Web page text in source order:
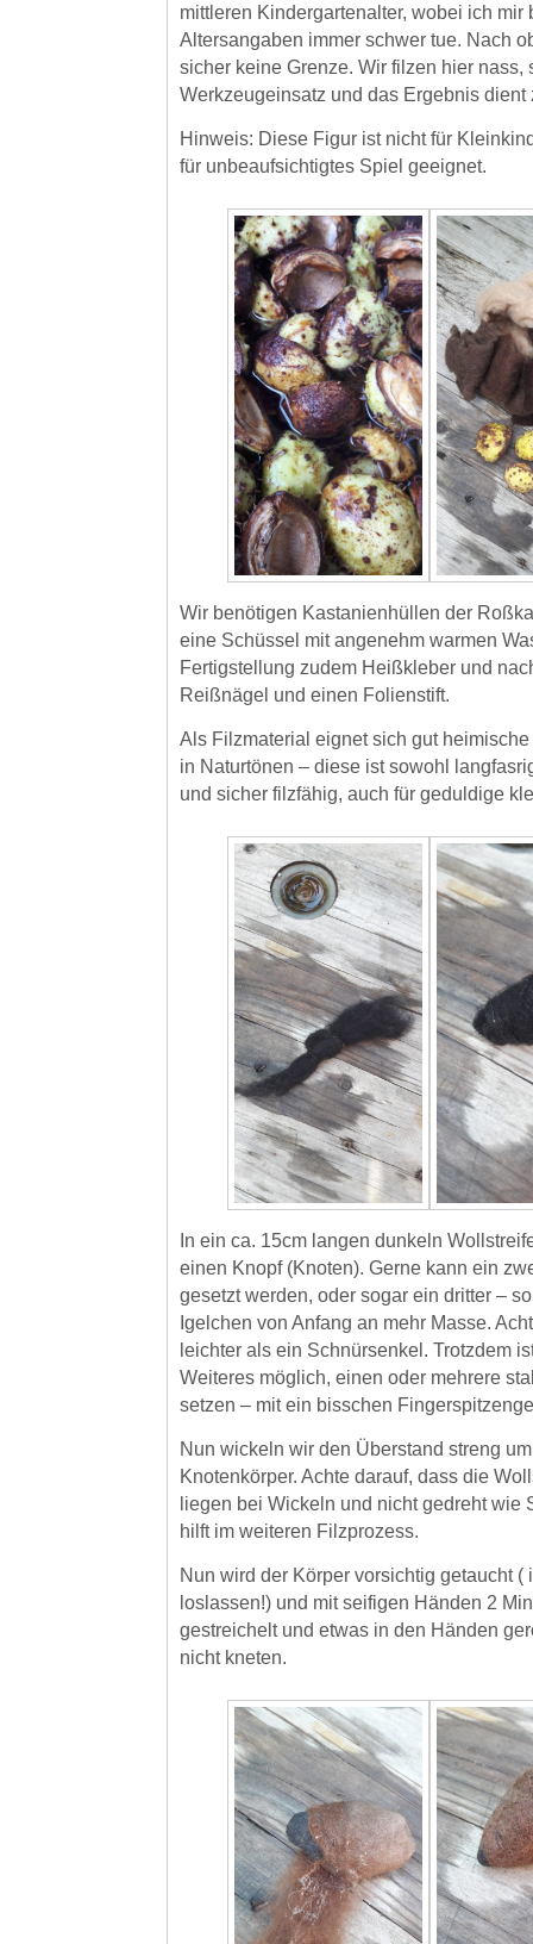
mittleren Kindergartenalter, wobei ich mir
Altersangaben immer schwer tue. Nach
sicher keine Grenze. Wir filzen hier nass,
Werkzeugeinsatz und das Ergebnis dient
Hinweis: Diese Figur ist nicht für
für unbeaufsichtigtes Spiel geeignet.
Wir benötigen Kastanienhüllen der
eine Schüssel mit angenehm warmen
Fertigstellung zudem Heißkleber und
Reißnägel und einen Folienstift.
Als Filzmaterial eignet sich gut
in Naturtönen – diese ist sowohl
und sicher filzfähig, auch für geduldige
In ein ca. 15cm langen dunkeln
einen Knopf (Knoten). Gerne kann ein
gesetzt werden, oder sogar ein dritter –
Igelchen von Anfang an mehr Masse.
leichter als ein Schnürsenkel. Trotzdem
Weiteres möglich, einen oder mehrere
setzen – mit ein bisschen
Nun wickeln wir den Überstand streng
Knotenkörper. Achte darauf, dass die
liegen bei Wickeln und nicht gedreht wie
hilft im weiteren Filzprozess.
Nun wird der Körper vorsichtig getaucht (
loslassen!) und mit seifigen Händen 2
gestreichelt und etwas in den Händen
nicht kneten.